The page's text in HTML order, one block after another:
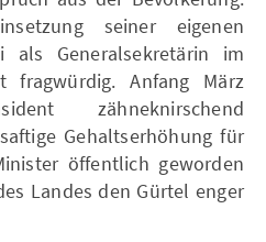
seiner eigenen
als Generalsekretärin im
fragwürdig. Anfang März
zähneknirschend
Gehaltserhöhung für
öffentlich geworden
Landes den Gürtel enger